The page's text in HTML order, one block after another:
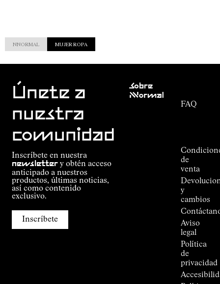
NNORMAL MUJER ROPA
Únete a
nuestra
comunidad
Inscríbete en nuestra
newsletter y obtén acceso
anticipado a nuestros
productos, últimas noticias,
así como contenido
exclusivo.
Inscríbete
Sobre
Nnormal
FAQ
de
venta
y
cambios
Aviso
legal
Política
de
privacidad